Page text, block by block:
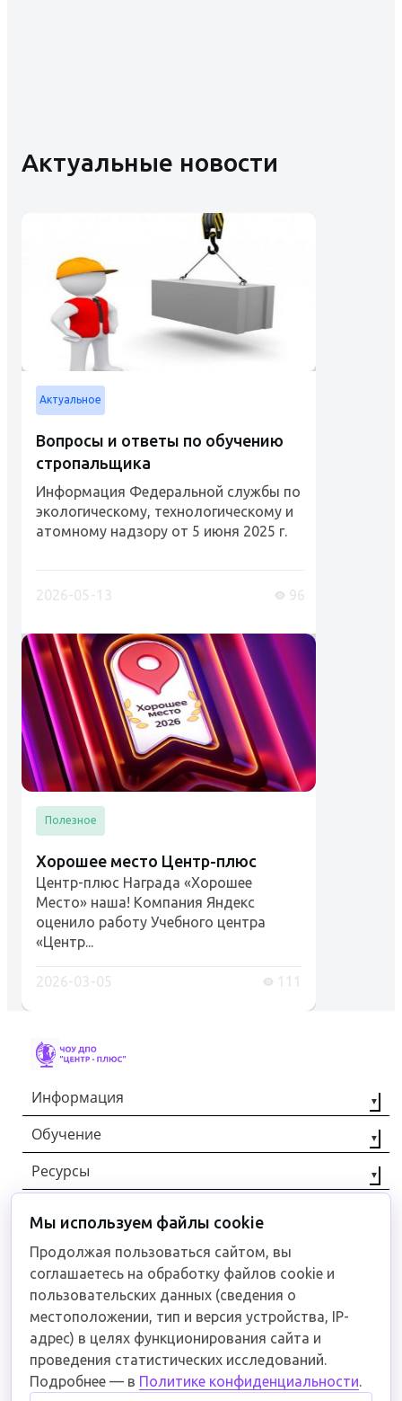
Актуальные новости
Актуальное
Вопросы и ответы по обучению
стропальщика
Информация Федеральной службы по
экологическому, технологическому и
атомному надзору от 5 июня 2025 г.
Разъяснения Ростехнадзора и
2026-05-13 96
Полезное
Хорошее место Центр-плюс
Центр-плюс Награда «Хорошее
Место» наша! Компания Яндекс
оценило работу Учебного центра
«Центр...
2026-03-05 111
Мы используем файлы cookie
Продолжая пользоваться сайтом, вы
соглашаетесь на обработку файлов cookie и
пользовательских данных (сведения о
местоположении, тип и версия устройства, IP-
адрес) в целях функционирования сайта и
проведения статистических исследований.
Подробнее — в Политике конфиденциальности.
Информация
О компании
Наши партнёры
Обучение
Профессиональная
переподготовка
Повышение
квалификации
Рабочие
Ресурсы
+7 (8442) 92-40-00
Связаться
Пользовательское соглашение